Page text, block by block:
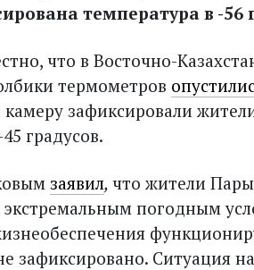
температура в -56
что в Восточно-
термометров
зафиксировали
градусов.
заявил, что жители
погодным
зафиксировано. Ситуация